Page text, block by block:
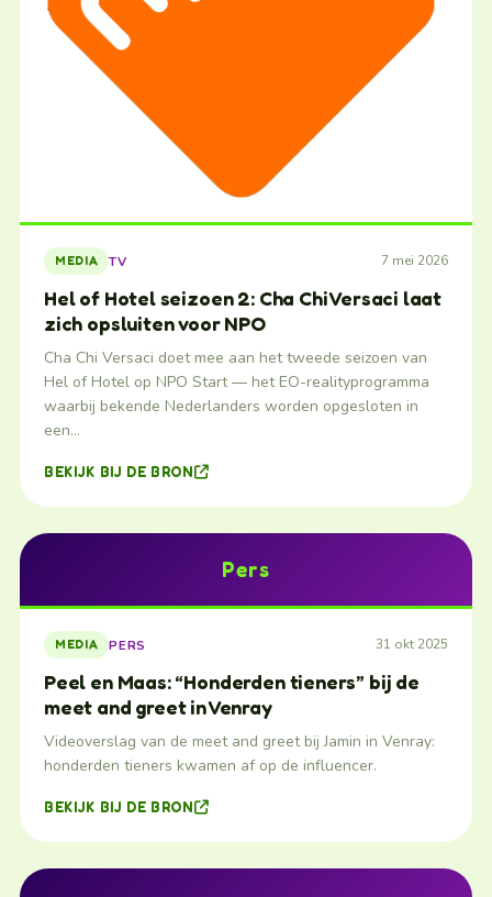
MEDIA TV 7 mei 2026
Hel of Hotel seizoen 2: Cha Chi Versaci laat
zich opsluiten voor NPO
Cha Chi Versaci doet mee aan het tweede seizoen van
Hel of Hotel op NPO Start — het EO-realityprogramma
waarbij bekende Nederlanders worden opgesloten in
een…
BEKIJK BIJ DE BRON
Pers
MEDIA PERS 31 okt 2025
Peel en Maas: “Honderden tieners” bij de
meet and greet in Venray
Videoverslag van de meet and greet bij Jamin in Venray:
honderden tieners kwamen af op de influencer.
BEKIJK BIJ DE BRON